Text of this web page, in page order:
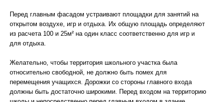
Перед главным фасадом устраивают площадки для занятий на
открытом воздухе, игр и отдыха. Их общую площадь определяют
из расчета 100 и 25м² на один класс соответственно для игр и
для отдыха.
Желательно, чтобы территория школьного участка была
относительно свободной, не должно быть помех для
перемещения учащихся. Дорожки со стороны главного входа
должны быть достаточно широкими. Перед входом на территорию